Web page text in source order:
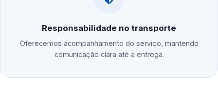
Responsabilidade no transporte
Oferecemos acompanhamento do serviço, mantendo
comunicação clara até a entrega.